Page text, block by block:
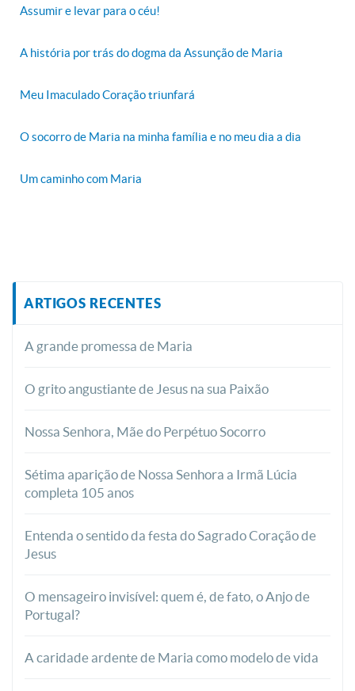
Assumir e levar para o céu!
A história por trás do dogma da Assunção de Maria
Meu Imaculado Coração triunfará
O socorro de Maria na minha família e no meu dia a dia
Um caminho com Maria
ARTIGOS RECENTES
A grande promessa de Maria
O grito angustiante de Jesus na sua Paixão
Nossa Senhora, Mãe do Perpétuo Socorro
Sétima aparição de Nossa Senhora a Irmã Lúcia
completa 105 anos
Entenda o sentido da festa do Sagrado Coração de
Jesus
O mensageiro invisível: quem é, de fato, o Anjo de
Portugal?
A caridade ardente de Maria como modelo de vida